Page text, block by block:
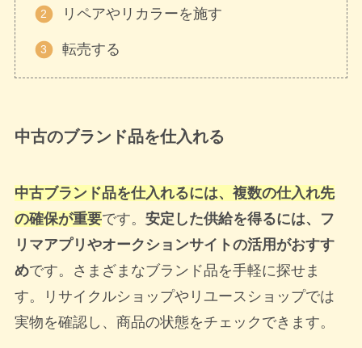
リペアやリカラーを施す
転売する
中古のブランド品を仕入れる
中古ブランド品を仕入れるには、複数の仕入れ先
の確保が重要です。 安定した供給を得るには、フ
リマアプリやオークションサイトの活用がおすす
めです。さまざまなブランド品を手軽に探せま
す。リサイクルショップやリユースショップでは
実物を確認し、商品の状態をチェックできます。